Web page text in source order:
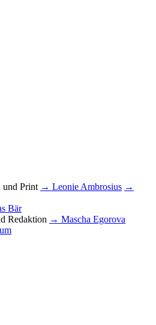
und Print → Leonie Ambrosius →
Bär
Redaktion → Mascha Egorova